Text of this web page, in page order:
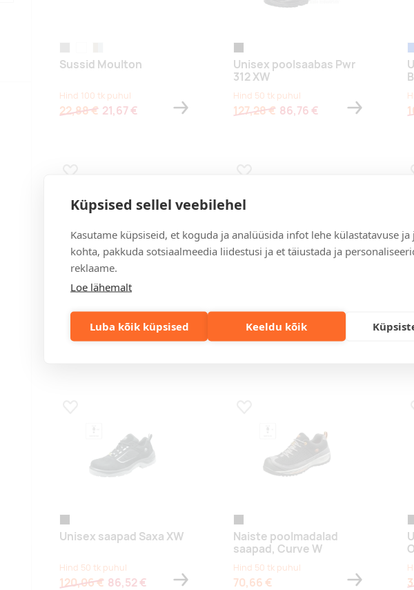
Küpsised sellel veebilehel
Kasutame küpsiseid, et koguda ja analüüsida infot lehe külastatavuse ja
kohta, pakkuda sotsiaalmeedia liidestusi ja et täiustada ja
reklaame.
Loe lähemalt
Luba kõik küpsised Keeldu kõik
Sussid Moulton
Hind 100 tk puhul
22,88 € 21,67 €
Unisex poolsaabas Pwr
312 XW
Hind 50 tk puhul
127,28 € 86,76 €
Lisa lemmikuks
tumehall
XW
Hind 50 tk puhul
Lisa lemmikuks
Norfolk XW
Hind 50 tk puhul
Unisex saapad Saxa XW
Hind 50 tk puhul
120,06 € 86,52 €
Naiste poolmadalad
saapad, Curve W
Hind 50 tk puhul
70,66 €